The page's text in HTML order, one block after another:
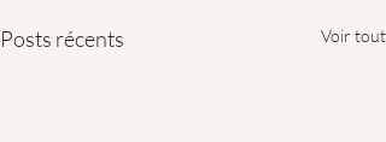
Posts récents Voir tout